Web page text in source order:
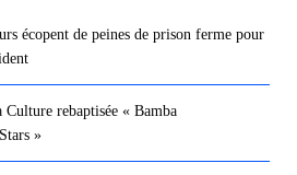
écopent de peines de prison ferme pour
rebaptisée « Bamba
»